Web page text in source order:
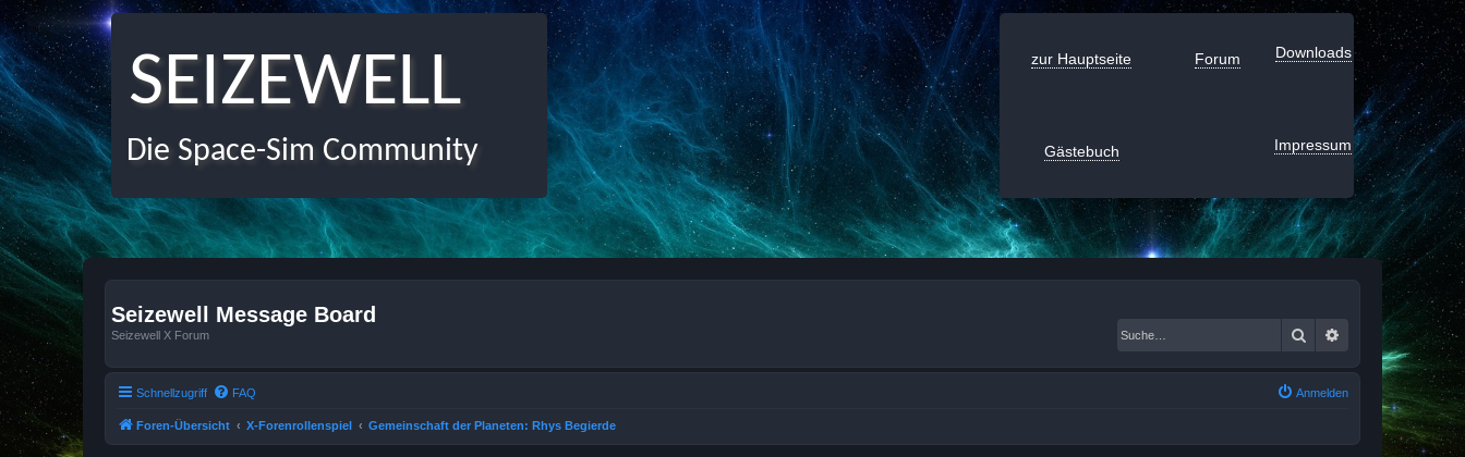
SEIZEWELL
Die Space-Sim Community
zur Hauptseite Forum Downloads
Gästebuch Impressum
Seizewell Message Board
Seizewell X Forum Suche Erweiterte Suche
Schnellzugriff FAQ Anmelden
Foren-Übersicht X-Forenrollenspiel Gemeinschaft der Planeten: Rhys Begierde